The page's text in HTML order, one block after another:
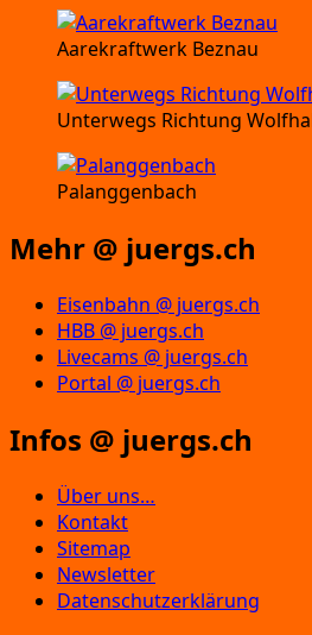
Aarekraftwerk Beznau
Unterwegs Richtung
Palanggenbach
Mehr @ juergs.ch
Eisenbahn @ juergs.ch
HBB @ juergs.ch
Livecams @ juergs.ch
Portal @ juergs.ch
Infos @ juergs.ch
Über uns…
Kontakt
Sitemap
Newsletter
Datenschutzerklärung